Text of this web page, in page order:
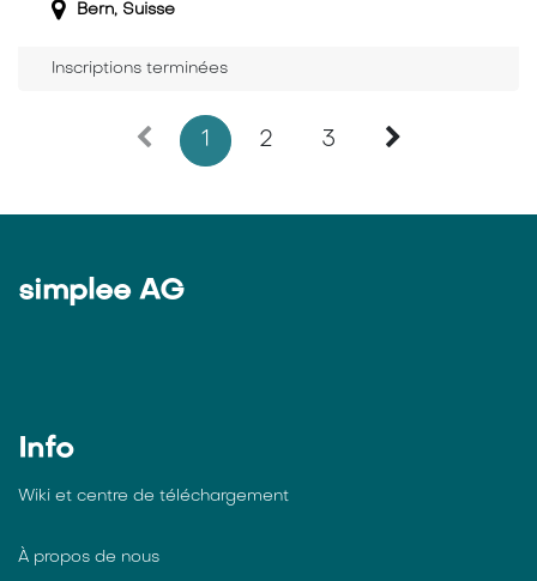
Bern, Suisse
Inscriptions terminées
1 2 3
simplee AG
Info
Wiki et centre de téléchargement
À propos de nous